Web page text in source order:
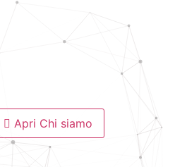
Apri Chi siamo